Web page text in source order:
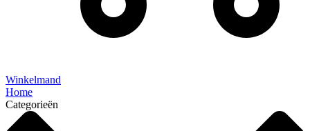
Winkelmand
Home
Categorieën